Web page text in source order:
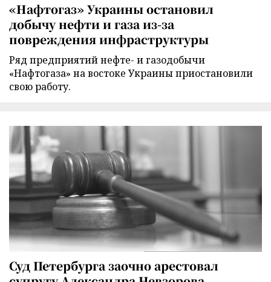
«Нафтогаз» Украины остановил
добычу нефти и газа из-за
повреждения инфраструктуры
Ряд предприятий нефте- и газодобычи
«Нафтогаза» на востоке Украины приостановили
свою работу.
Суд Петербурга заочно арестовал